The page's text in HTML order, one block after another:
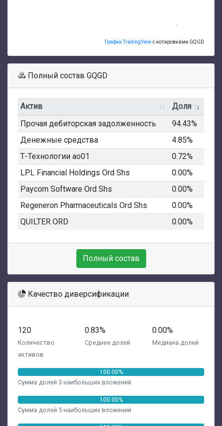
График TradingViewс котировками GQGD
Полный состав GQGD
Актив
Доля
Прочая дебиторская задолженность
94.43%
Денежные средства
4.85%
Т-Технологии ао01
0.72%
LPL Financial Holdings Ord Shs
0.00%
Paycom Software Ord Shs
0.00%
Regeneron Pharmaceuticals Ord Shs
0.00%
QUILTER ORD
0.00%
Полный состав
Качество диверсификации
120
Количество
активов
0.83%
Среднее долей
0.00%
Медиана долей
100.00%
Сумма долей 3 наибольших вложений
100.00%
Сумма долей 5 наибольших вложений